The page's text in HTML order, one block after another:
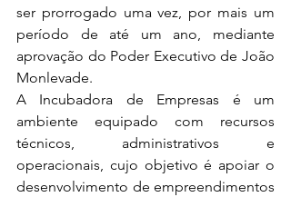
ser prorrogado uma vez, por mais um
período de até um ano, mediante
aprovação do Poder Executivo de João
Monlevade.
A Incubadora de Empresas é um
ambiente equipado com recursos
técnicos, administrativos e
operacionais, cujo objetivo é apoiar o
desenvolvimento de empreendimentos